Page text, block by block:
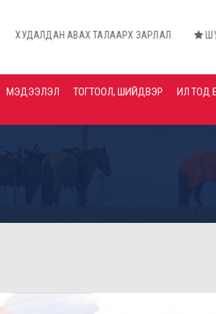
АВАХ ТАЛААРХ ЗАРЛАЛ ШУУД
МЭДЭЭЛЭЛ ТОГТООЛ, ШИЙДВЭР ИЛ ТОД